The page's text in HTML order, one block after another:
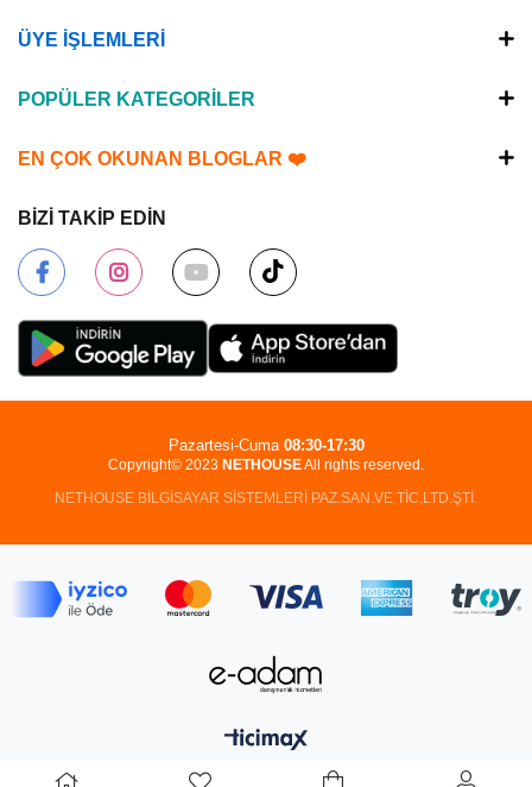
ÜYE İŞLEMLERİ
POPÜLER KATEGORİLER
EN ÇOK OKUNAN BLOGLAR ❤️
BİZİ TAKİP EDİN
Copyright© 2023 NETHOUSEAll rights reserved.
NETHOUSE BİLGİSAYAR SİSTEMLERİ PAZ.SAN.VE TİC.LTD.ŞTİ.
Pazartesi-Cuma 08:30-17:30